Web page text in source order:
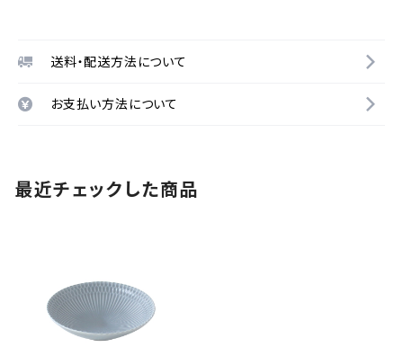
送料・配送方法について
お支払い方法について
最近チェックした商品